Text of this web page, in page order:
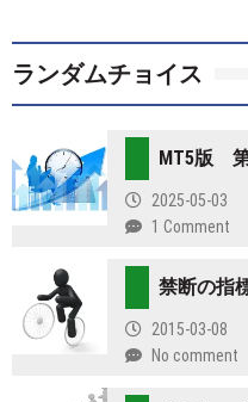
ランダムチョイス
MT5版
2025-05-03
1 Comment
禁断の指
2015-03-08
No comment